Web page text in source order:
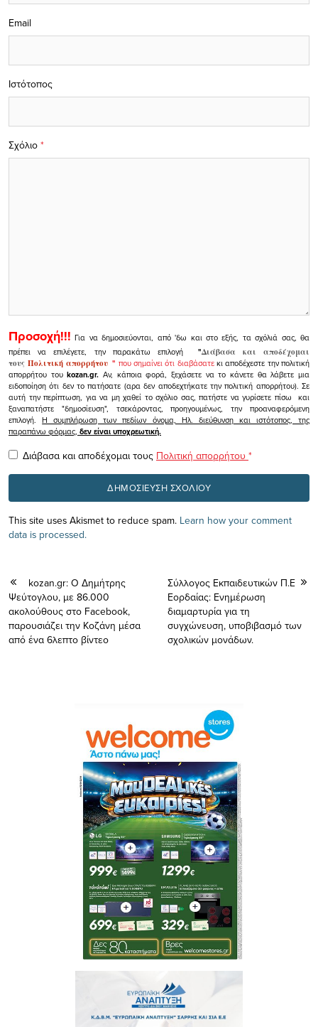
Σχόλιο *
Email
Ιστότοπος
Προσοχή!!! Για να δημοσιεύονται, από 'δω και στο εξής, τα σχόλιά σας, θα
πρέπει να επιλέγετε, την παρακάτω επιλογή
"Διάβασα και αποδέχομαι
τουςΠολιτική απορρήτου" που σημαίνει ότι διαβάσατεκι αποδέχεστε την πολιτική
απορρήτου τουkozan.gr. Αν, κάποια φορά, ξεχάσετε να το κάνετε θα λάβετε μια
ειδοποίηση ότι δεν το πατήσατε (αρα δεν αποδεχτήκατε την πολιτική απορρήτου). Σε
αυτή την περίπτωση, για να μη χαθεί το σχόλιο σας, πατήστε να γυρίσετε πίσω και
ξαναπατήστε "δημοσίευση", τσεκάροντας, προηγουμένως, την προαναφερόμενη
επιλογή.Η συμπλήρωση των πεδίων όνομα, Ηλ. διεύθυνση και ιστότοπος, της
παραπάνω φόρμας, δεν είναι υποχρεωτική.
Διάβασα και αποδέχομαι τους Πολιτική απορρήτου *
This site uses Akismet to reduce spam. Learn how your comment
data is processed.
kozan.gr: Ο Δημήτρης
Ψεύτογλου, με 86.000
ακολούθους στο Facebook,
παρουσιάζει την Κοζάνη μέσα
από ένα 6λεπτο βίντεο
Σύλλογος Εκπαιδευτικών Π.Ε
Εορδαίας: Eνημέρωση
διαμαρτυρία για τη
συγχώνευση, υποβιβασμό των
σχολικών μονάδων.